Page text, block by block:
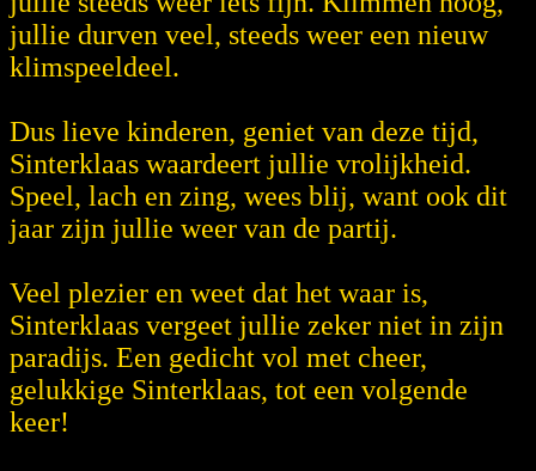
jullie durven veel, steeds weer een nieuw
klimspeeldeel.
Dus lieve kinderen, geniet van deze tijd,
Sinterklaas waardeert jullie vrolijkheid.
Speel, lach en zing, wees blij, want ook dit
jaar zijn jullie weer van de partij.
Veel plezier en weet dat het waar is,
Sinterklaas vergeet jullie zeker niet in zijn
paradijs. Een gedicht vol met cheer,
gelukkige Sinterklaas, tot een volgende
keer!